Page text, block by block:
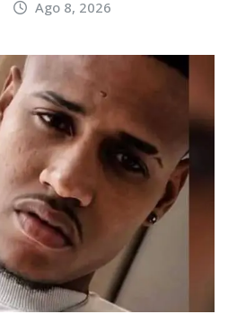
Ago 8, 2026